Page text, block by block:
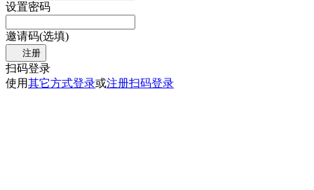
设置密码
邀请码(选填)
注册
扫码登录
使用其它方式登录或注册扫码登录